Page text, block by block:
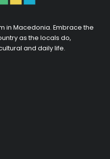
in Macedonia. Embrace the
as the locals do,
and daily life.